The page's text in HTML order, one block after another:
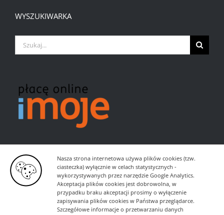
Nasza strona internetowa używa plików cookies (tzw.
ciasteczka) wyłącznie w celach statystycznych -
wykorzystywanych przez narzędzie Google Analytics.
Akceptacja plików cookies jest dobrowolna, w
przypadku braku akceptacji prosimy o wyłączenie
zapisywania plików cookies w Państwa przeglądarce.
Szczegółowe informacje o przetwarzaniu danych
WYSZUKIWARKA
Szukaj